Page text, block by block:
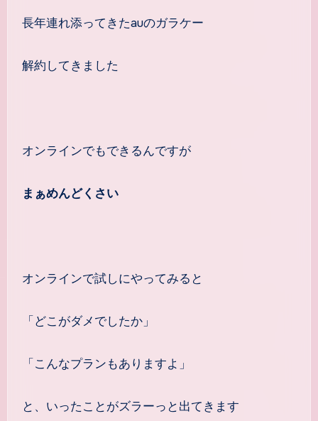
長年連れ添ってきたauのガラケー
解約してきました
オンラインでもできるんですが
まぁめんどくさい
オンラインで試しにやってみると
「どこがダメでしたか」
「こんなプランもありますよ」
と、いったことがズラーっと出てきます